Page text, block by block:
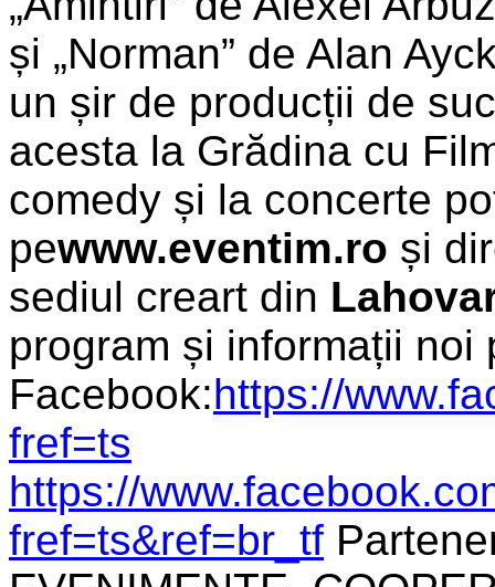
și „Norman” de Alan
un șir de producții de
acesta la Grădina cu
comedy și la concerte
pewww.eventim.ro și
sediul creart din
program și informații noi
Facebook:https://
fref=ts
https://
fref=ts&ref=br_tf